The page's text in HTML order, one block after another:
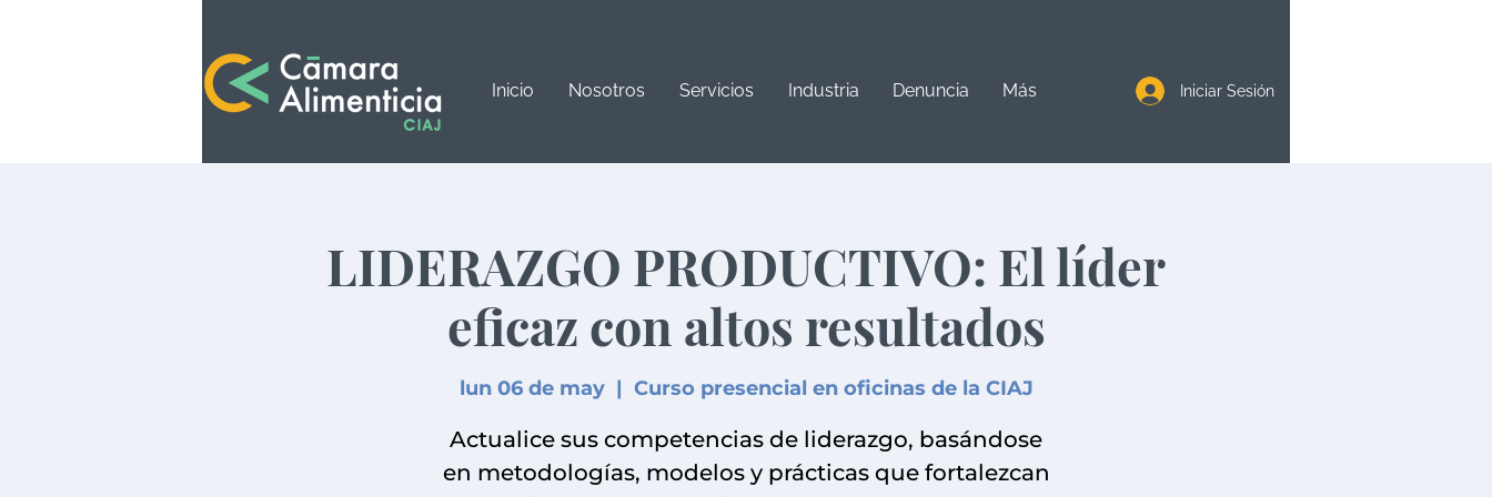
Inicio Nosotros Servicios Industria Denuncia Más Iniciar Sesión
LIDERAZGO PRODUCTIVO: El líder
eficaz con altos resultados
lun 06 de may
  |
Curso presencial en oficinas de la CIAJ
Actualice sus competencias de liderazgo, basándose
en metodologías, modelos y prácticas que fortalezcan